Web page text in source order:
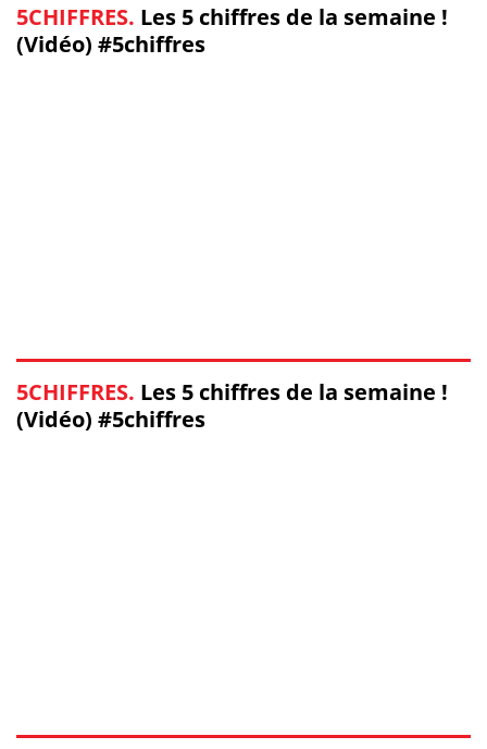
5CHIFFRES. Les 5 chiffres de la semaine !
(Vidéo) #5chiffres
5CHIFFRES. Les 5 chiffres de la semaine !
(Vidéo) #5chiffres